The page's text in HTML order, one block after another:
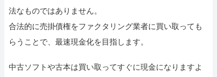
法なものではありません。
合法的に売掛債権をファクタリング業者に買い取っても
らうことで、最速現金化を目指します。
中古ソフトや古本は買い取ってすぐに現金になりますよ